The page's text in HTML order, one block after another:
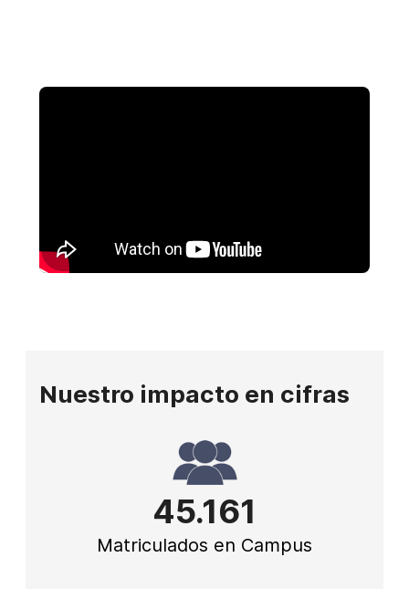
Nuestro impacto en cifras
45.161
Matriculados en Campus